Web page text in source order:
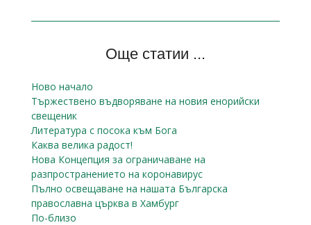
Още статии ...
Ново начало
Тържествено въдворяване на новия енорийски
свещеник
Литература с посока към Бога
Каква велика радост!
Нова Концепция за ограничаване на
разпространението на коронавирус
Пълно освещаване на нашата Българска
православна църква в Хамбург
По-близо